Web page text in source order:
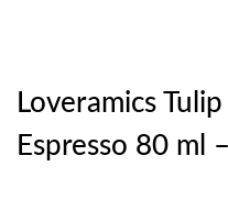
Loveramics
Espresso 80 ml